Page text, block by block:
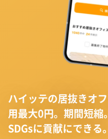
ハイッテの居抜きオフ
用最大0円。期間短縮。
SDGsに貢献にできる。